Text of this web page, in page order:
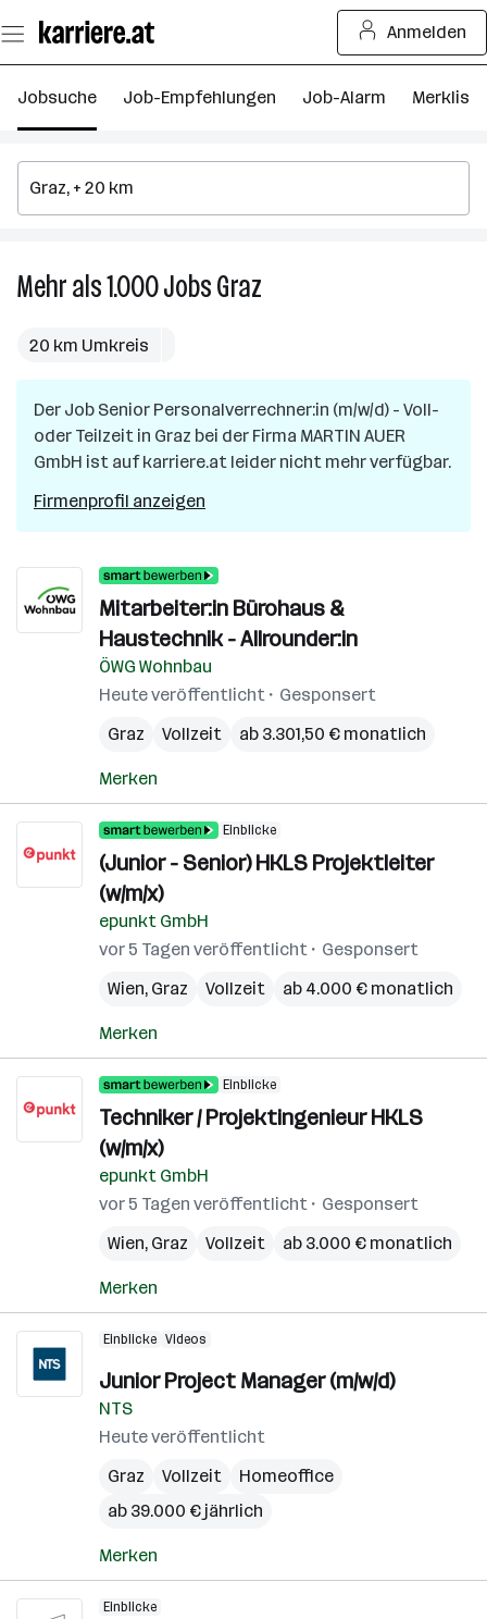
Seiteninhalt
springen
Anmelden
Jobsuche Job-Empfehlungen Job-Alarm Merkliste
Mehr als 1.000JobsGraz
in
Graz
20 km Umkreis
Der Job Senior Personalverrechner:in (m/w/d) - Voll-
oder Teilzeit in Graz bei der Firma MARTIN AUER
GmbH ist auf karriere.at leider nicht mehr verfügbar.
Firmenprofil anzeigen
Mitarbeiter:in Bürohaus &
Haustechnik - Allrounder:in
ÖWG Wohnbau
Heute veröffentlicht
Gesponsert
Graz
Vollzeit ab 3.301,50 € monatlich
Merken
Einblicke
(Junior - Senior) HKLS Projektleiter
(w/m/x)
epunkt GmbH
vor 5 Tagen veröffentlicht
Gesponsert
Wien, Graz Vollzeit ab 4.000 € monatlich
Merken
Einblicke
Techniker / Projektingenieur HKLS
(w/m/x)
epunkt GmbH
vor 5 Tagen veröffentlicht
Gesponsert
Wien, Graz Vollzeit ab 3.000 € monatlich
Merken
Einblicke Videos
Junior Project Manager (m/w/d)
NTS
Heute veröffentlicht
Graz
Vollzeit
Homeoffice
ab 39.000 € jährlich
Merken
Einblicke